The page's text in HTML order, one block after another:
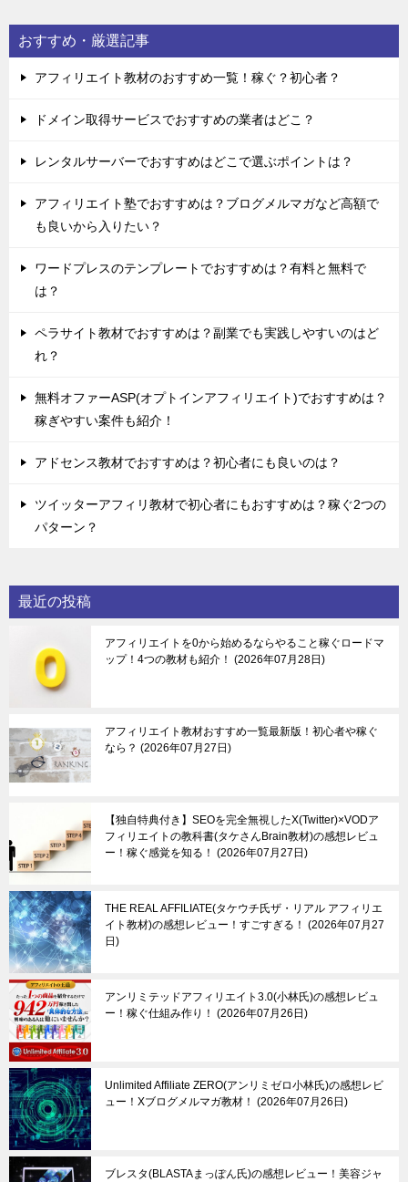
おすすめ・厳選記事
アフィリエイト教材のおすすめ一覧！稼ぐ？初心者？
ドメイン取得サービスでおすすめの業者はどこ？
レンタルサーバーでおすすめはどこで選ぶポイントは？
アフィリエイト塾でおすすめは？ブログメルマガなど高額で
も良いから入りたい？
ワードプレスのテンプレートでおすすめは？有料と無料で
は？
ペラサイト教材でおすすめは？副業でも実践しやすいのはど
れ？
無料オファーASP(オプトインアフィリエイト)でおすすめは？
稼ぎやすい案件も紹介！
アドセンス教材でおすすめは？初心者にも良いのは？
ツイッターアフィリ教材で初心者にもおすすめは？稼ぐ2つの
パターン？
最近の投稿
アフィリエイトを0から始めるならやること稼ぐロードマ
ップ！4つの教材も紹介！
2026年07月28日
アフィリエイト教材おすすめ一覧最新版！初心者や稼ぐ
なら？
2026年07月27日
【独自特典付き】SEOを完全無視したX(Twitter)×VODア
フィリエイトの教科書(タケさんBrain教材)の感想レビュ
ー！稼ぐ感覚を知る！
2026年07月27日
THE REAL AFFILIATE(タケウチ氏ザ・リアル アフィリエ
イト教材)の感想レビュー！すごすぎる！
2026年07月27
日
アンリミテッドアフィリエイト3.0(小林氏)の感想レビュ
ー！稼ぐ仕組み作り！
2026年07月26日
Unlimited Affiliate ZERO(アンリミゼロ小林氏)の感想レビ
ュー！Xブログメルマガ教材！
2026年07月26日
ブレスタ(BLASTAまっぽん氏)の感想レビュー！美容ジャ